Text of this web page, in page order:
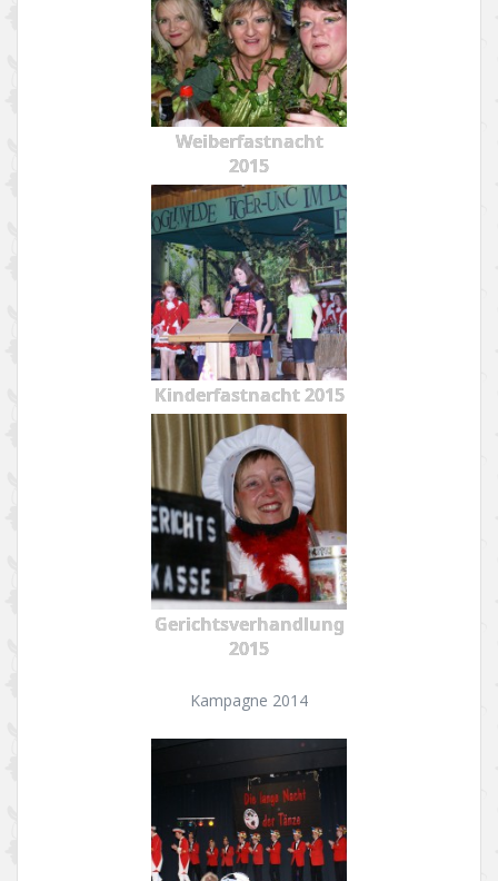
Weiberfastnacht
2015
Kinderfastnacht 2015
Gerichtsverhandlung
2015
Kampagne 2014